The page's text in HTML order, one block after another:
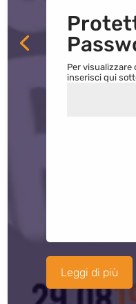
Per
inserisci qui
Leggi di più